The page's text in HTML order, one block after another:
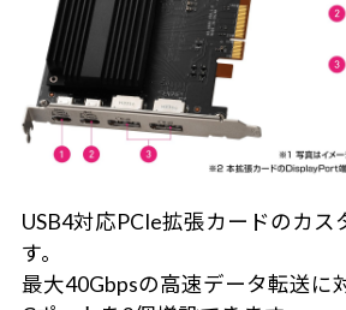
USB4対応PCIe拡張カードのカス
す。
最大40Gbpsの高速データ転送に